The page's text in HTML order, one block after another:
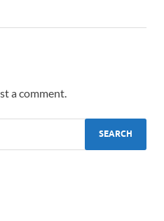
a comment.